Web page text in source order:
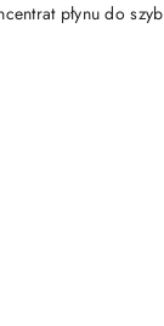
płynu do szyb